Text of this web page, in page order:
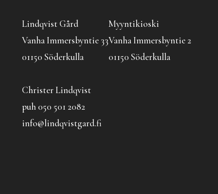
Lindqvist Gård
Vanha Immersbyntie 33
01150 Söderkulla
Myyntikioski
Vanha Immersbyntie 2
01150 Söderkulla
Christer Lindqvist
puh 050 501 2082
info@lindqvistgard.fi